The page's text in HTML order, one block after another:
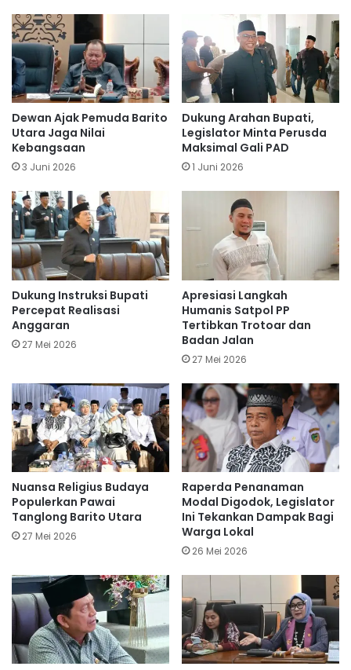
Dewan Ajak Pemuda Barito
Utara Jaga Nilai
Kebangsaan
3 Juni 2026
Dukung Arahan Bupati,
Legislator Minta Perusda
Maksimal Gali PAD
1 Juni 2026
Dukung Instruksi Bupati
Percepat Realisasi
Anggaran
27 Mei 2026
Apresiasi Langkah
Humanis Satpol PP
Tertibkan Trotoar dan
Badan Jalan
27 Mei 2026
Nuansa Religius Budaya
Populerkan Pawai
Tanglong Barito Utara
27 Mei 2026
Raperda Penanaman
Modal Digodok, Legislator
Ini Tekankan Dampak Bagi
Warga Lokal
26 Mei 2026